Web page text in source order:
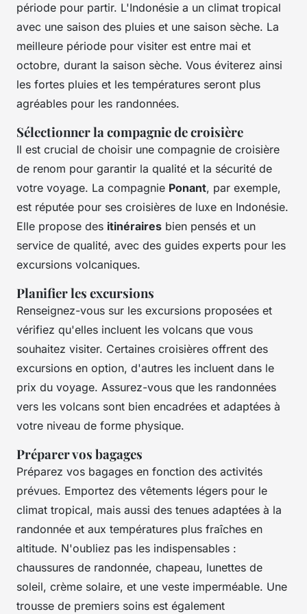
période pour partir. L'Indonésie a un climat tropical
avec une saison des pluies et une saison sèche. La
meilleure période pour visiter est entre mai et
octobre, durant la saison sèche. Vous éviterez ainsi
les fortes pluies et les températures seront plus
agréables pour les randonnées.
Sélectionner la compagnie de croisière
Il est crucial de choisir une compagnie de croisière
de renom pour garantir la qualité et la sécurité de
votre voyage. La compagnie Ponant, par exemple,
est réputée pour ses croisières de luxe en Indonésie.
Elle propose des itinéraires bien pensés et un
service de qualité, avec des guides experts pour les
excursions volcaniques.
Planifier les excursions
Renseignez-vous sur les excursions proposées et
vérifiez qu'elles incluent les volcans que vous
souhaitez visiter. Certaines croisières offrent des
excursions en option, d'autres les incluent dans le
prix du voyage. Assurez-vous que les randonnées
vers les volcans sont bien encadrées et adaptées à
votre niveau de forme physique.
Préparer vos bagages
Préparez vos bagages en fonction des activités
prévues. Emportez des vêtements légers pour le
climat tropical, mais aussi des tenues adaptées à la
randonnée et aux températures plus fraîches en
altitude. N'oubliez pas les indispensables :
chaussures de randonnée, chapeau, lunettes de
soleil, crème solaire, et une veste imperméable. Une
trousse de premiers soins est également